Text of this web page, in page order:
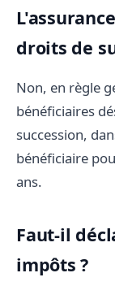
droits de
Non, en règle
bénéficiaires
succession,
bénéficiaire
ans.
Faut-il
impôts ?